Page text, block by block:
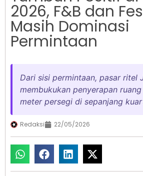
2026, F&B dan
Masih Dominasi
Permintaan
Dari sisi permintaan, pasar ritel
membukukan penyerapan
meter persegi di sepanjang
Redaksi 22/05/2026